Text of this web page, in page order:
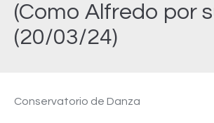
(Como Alfredo por
(20/03/24)
Conservatorio de Danza